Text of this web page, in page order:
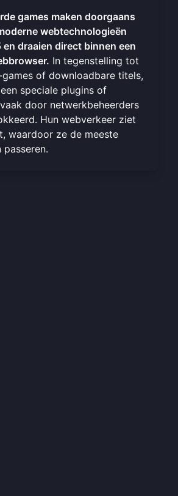
games maken doorgaans
webtechnologieën
en draaien direct binnen een
In tegenstelling tot
games of downloadbare titels,
speciale plugins of
door netwerkbeheerders
Hun webverkeer ziet
waardoor ze de meeste